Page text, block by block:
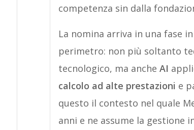
competenza sin dalla
La nomina arriva in una fase
perimetro: non più soltanto
tecnologico, ma anche AI
calcolo ad alte prestazioni e
questo il contesto nel quale
anni e ne assume la gestione